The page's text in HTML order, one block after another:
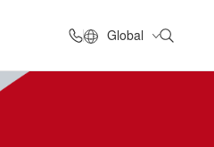
Global